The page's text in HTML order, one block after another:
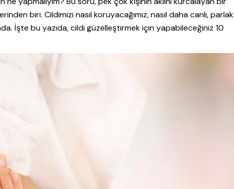
biri. Cildimizi nasıl koruyacağımız, nasıl daha canlı, parlak
İşte bu yazıda, cildi güzelleştirmek için yapabileceğiniz 10